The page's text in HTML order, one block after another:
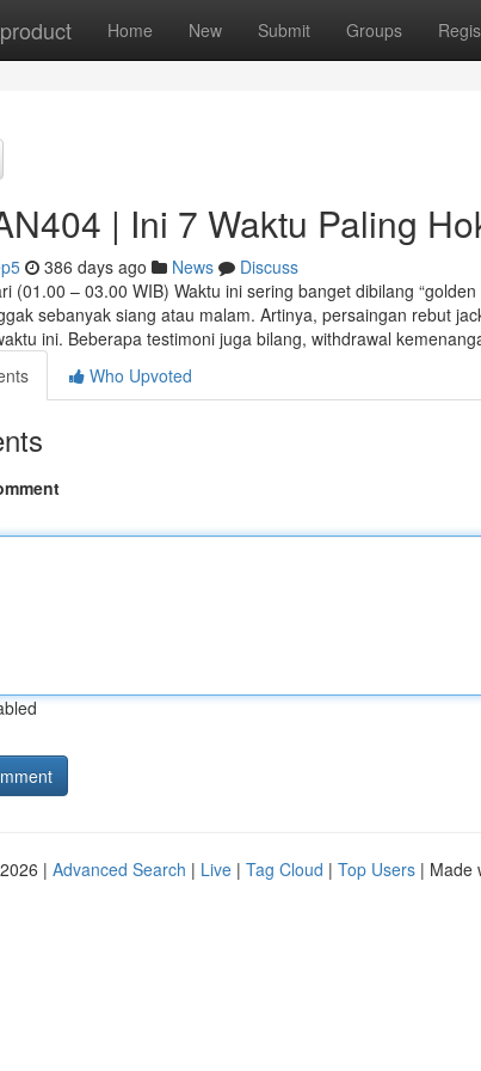
Home New Submit Groups
| Ini 7 Waktu Paling
386 days ago News
Discuss
(01.00 – 03.00 WIB) Waktu ini sering banget dibilang
sebanyak siang atau malam. Artinya, persaingan rebut
ini. Beberapa testimoni juga bilang, withdrawal
Who Upvoted
| Advanced Search | Live | Tag Cloud | Top Users | Made